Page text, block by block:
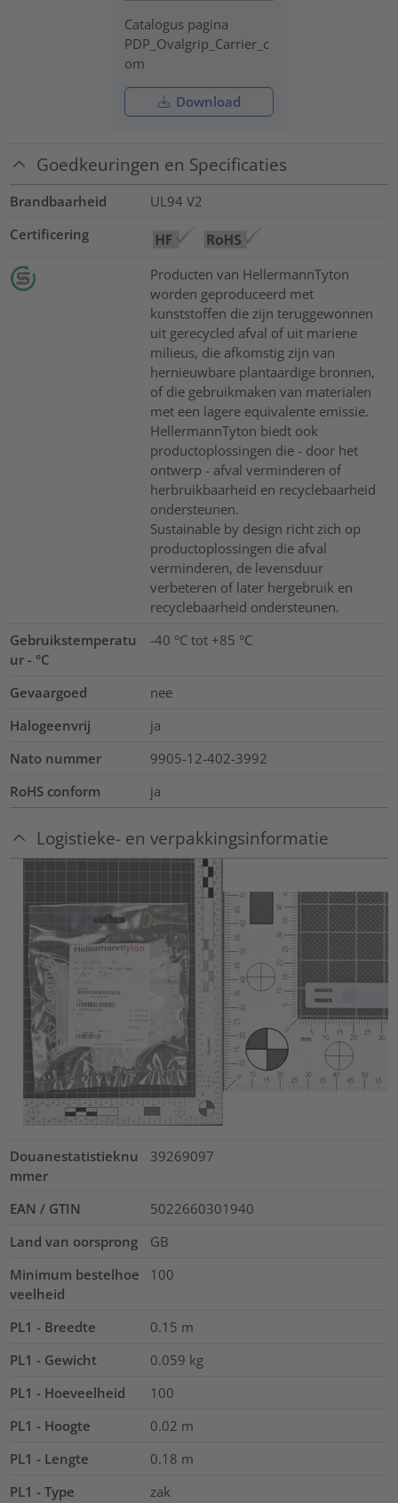
Catalogus pagina
PDP_Ovalgrip_Carrier_c
om
Download
Goedkeuringen en Specificaties
Brandbaarheid
UL94 V2
Certificering
Producten van HellermannTyton
worden geproduceerd met
kunststoffen die zijn teruggewonnen
uit gerecycled afval of uit mariene
milieus, die afkomstig zijn van
hernieuwbare plantaardige bronnen,
of die gebruikmaken van materialen
met een lagere equivalente emissie.
HellermannTyton biedt ook
productoplossingen die - door het
ontwerp - afval verminderen of
herbruikbaarheid en recyclebaarheid
ondersteunen.
Sustainable by design richt zich op
productoplossingen die afval
verminderen, de levensduur
verbeteren of later hergebruik en
recyclebaarheid ondersteunen.
Gebruikstemperatu
ur - °C
-40 °C tot +85 °C
Gevaargoed
nee
Halogeenvrij
ja
Nato nummer
9905-12-402-3992
RoHS conform
ja
Logistieke- en verpakkingsinformatie
Douanestatistieknu
mmer
39269097
EAN / GTIN
5022660301940
Land van oorsprong
GB
Minimum bestelhoe
veelheid
100
PL1 - Breedte 0.15 m
PL1 - Gewicht
0.059 kg
PL1 - Hoeveelheid
100
PL1 - Hoogte
0.02 m
PL1 - Lengte
0.18 m
PL1 - Type
zak